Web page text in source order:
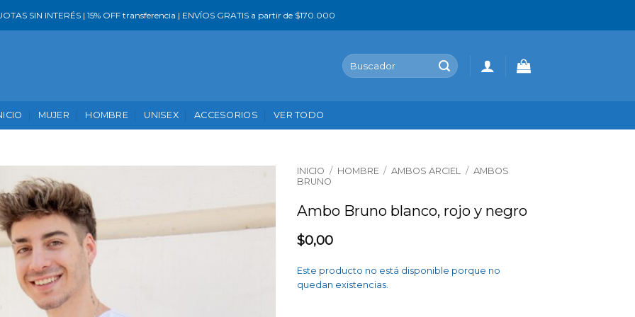
SIN INTERÉS | 15% OFF transferencia | ENVÍOS GRATIS a partir de $170.000
Buscar
por:
MUJER HOMBRE UNISEX ACCESORIOS VER TODO
INICIO / HOMBRE / AMBOS ARCIEL / AMBOS
BRUNO
Ambo Bruno blanco, rojo y negro
$0,00
Este producto no está disponible porque no
quedan existencias.